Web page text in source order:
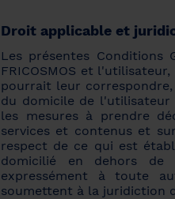
Droit applicable et
Les présentes Conditions
FRICOSMOS et
pourrait leur
du domicile de
les mesures à prendre
services et contenus et
respect de ce qui est
domicilié en dehors de
expressément à toute
soumettent à la juridiction